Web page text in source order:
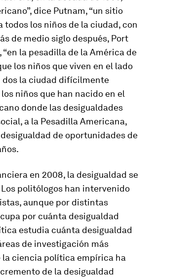
dice Putnam, “un sitio
los niños de la ciudad, con
de medio siglo después, Port
la pesadilla de la América de
los niños que viven en el lado
dos la ciudad difícilmente
niños que han nacido en el
donde las desigualdades
a la Pesadilla Americana,
de oportunidades de
en 2008, la desigualdad se
politólogos han intervenido
aunque por distintas
por cuánta desigualdad
estudia cuánta desigualdad
de investigación más
ciencia política empírica ha
de la desigualdad